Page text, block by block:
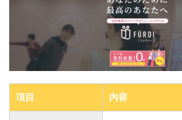
項目 内容